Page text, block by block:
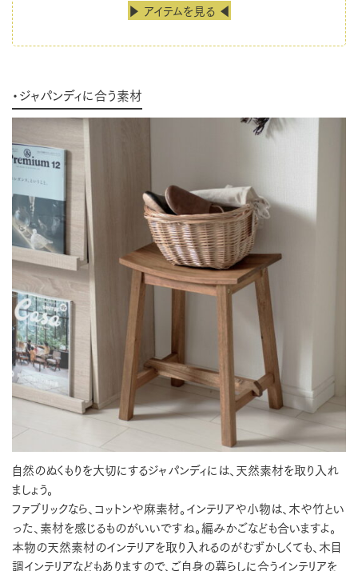
▶ アイテムを見る ◀
・ジャパンディに合う素材
自然のぬくもりを大切にするジャパンディには、天然素材を取り入れ
ましょう。
ファブリックなら、コットンや麻素材。インテリアや小物は、木や竹とい
った、素材を感じるものがいいですね。編みかごなども合いますよ。
本物の天然素材のインテリアを取り入れるのがむずかしくても、木目
調インテリアなどもありますので、ご自身の暮らしに合うインテリアを